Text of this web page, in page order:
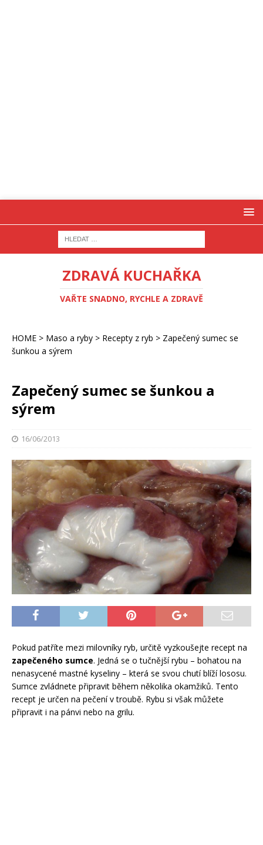
ZDRAVÁ KUCHAŘKA
VAŘTE SNADNO, RYCHLE A ZDRAVĚ
HOME > Maso a ryby > Recepty z ryb > Zapečený sumec se
šunkou a sýrem
Zapečený sumec se šunkou a
sýrem
16/06/2013
Pokud patříte mezi milovníky ryb, určitě vyzkoušejte recept na
zapečeného sumce. Jedná se o tučnější rybu – bohatou na
nenasycené mastné kyseliny – která se svou chutí blíží lososu.
Sumce zvládnete připravit během několika okamžiků. Tento
recept je určen na pečení v troubě. Rybu si však můžete
připravit i na pánvi nebo na grilu.